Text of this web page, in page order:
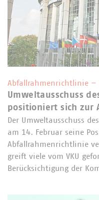
Abfallrahmenrichtlinie –
Umweltausschuss
positioniert sich zur
Der Umweltausschuss
am 14. Februar seine
Abfallrahmenrichtlinie
greift viele vom VKU
Berücksichtigung der